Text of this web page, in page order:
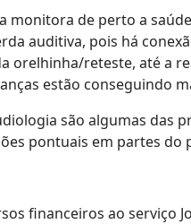
monitora de perto a
auditiva, pois há
orelhinha/reteste, até a
estão conseguindo
são algumas das
pontuais em partes do
financeiros ao serviço